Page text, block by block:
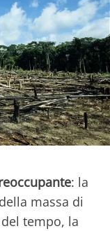
: la
massa di
tempo, la